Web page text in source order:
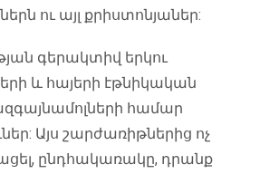
ու այլ քրիստոնյաներ:
գերակտիվ երկու
և հայերի էթնիկական
համար
Այս շարժառիթներից ոչ
ընդհակառակը, դրանք